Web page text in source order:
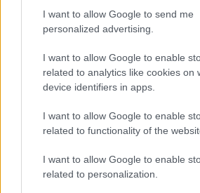
I want to allow Google to send me
personalized advertising.
I want to allow Google to enable
related to analytics like cookies on
device identifiers in apps.
I want to allow Google to enable
related to functionality of the
I want to allow Google to enable
related to personalization.